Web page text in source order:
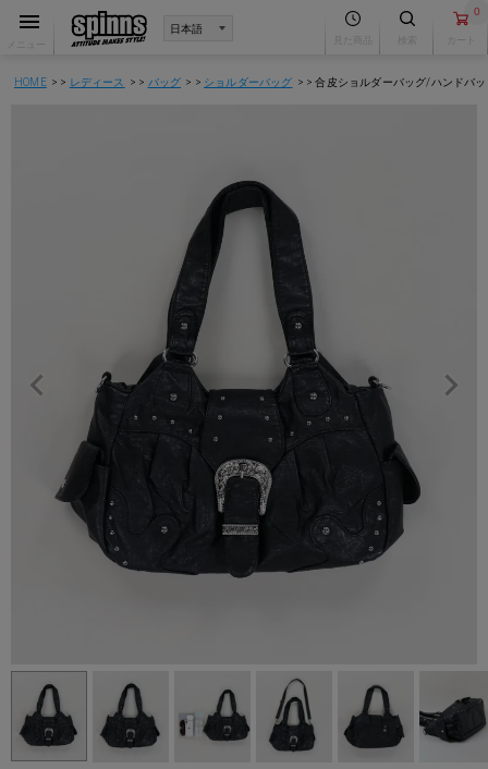
0
HOME レディース バッグ ショルダーバッグ 合皮ショルダーバッグ/ハンドバ